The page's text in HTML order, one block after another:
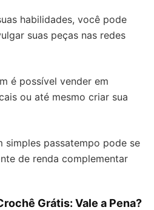
habilidades, você pode
suas peças nas redes
é possível vender em
ou até mesmo criar sua
simples passatempo pode se
de renda complementar
Grátis: Vale a Pena?